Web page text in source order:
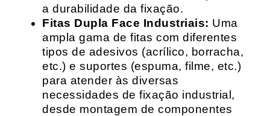
a durabilidade da fixação.
Fitas Dupla Face Industriais: Uma
ampla gama de fitas com diferentes
tipos de adesivos (acrílico, borracha,
etc.) e suportes (espuma, filme, etc.)
para atender às diversas
necessidades de fixação industrial,
desde montagem de componentes